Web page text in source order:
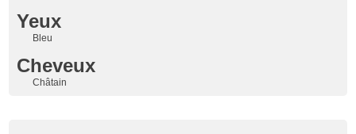
Yeux
Bleu
Cheveux
Châtain